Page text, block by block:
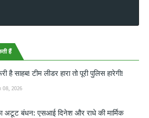
हैं
है साहब! टीम लीडर हारा तो पूरी पुलिस हारेगी!
08, 2026
अटूट बंधन: एसआई दिनेश और राधे की मार्मिक